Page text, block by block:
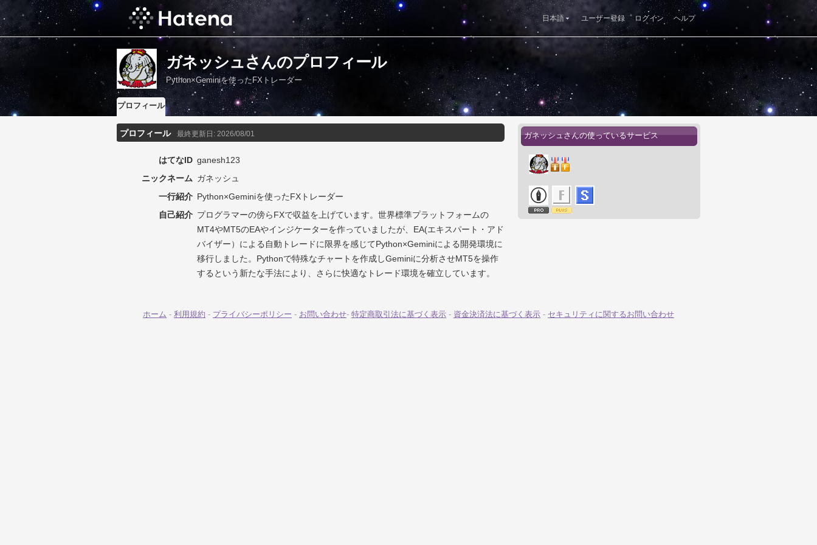
日本語 ユーザー登録 ログイン ヘルプ
ガネッシュさんのプロフィール
Python×Geminiを使ったFXトレーダー
プロフィール
プロフィール 最終更新日: 2026/08/01
はてなID ganesh123
ニックネーム ガネッシュ
一行紹介 Python×Geminiを使ったFXトレーダー
自己紹介 プログラマーの傍らFXで収益を上げています。世界標準プラットフォームの
MT4やMT5のEAやインジケーターを作っていましたが、EA(エキスパート・アド
バイザー）による自動トレードに限界を感じてPython×Geminiによる開発環境に
移行しました。Pythonで特殊なチャートを作成しGeminiに分析させMT5を操作
するという新たな手法により、さらに快適なトレード環境を確立しています。
ガネッシュさんの使っているサービス
ホーム - 利用規約 - プライバシーポリシー - お問い合わせ- 特定商取引法に基づく表示 - 資金決済法に基づく表示 - セキュリティに関するお問い合わせ